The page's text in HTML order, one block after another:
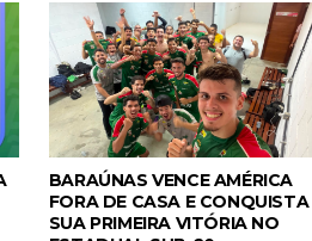
BARAÚNAS VENCE AMÉRICA
FORA DE CASA E CONQUISTA
SUA PRIMEIRA VITÓRIA NO